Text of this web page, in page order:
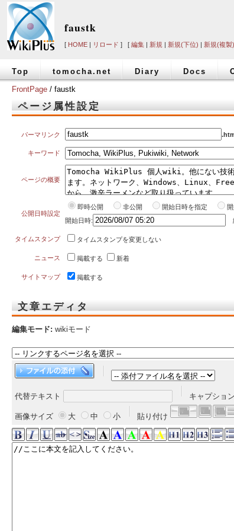
faustk
[ HOME | リロード ] [ 編集 | 新規 | 新規(下位) | 新規(複製)
Top tomocha.net Diary Docs
FrontPage / faustk
ページ属性設定
パーマリンク
キーワード
ページの概要
公開日時設定
即時公開 非公開 開始日時を指定
開始日時:
タイムスタンプ タイムスタンプを変更しない
ニュース 掲載する 新着
サイトマップ 掲載する
文章エディタ
編集モード: wikiモード
代替テキスト キャプショ
画像サイズ 大 中 小 貼り付け